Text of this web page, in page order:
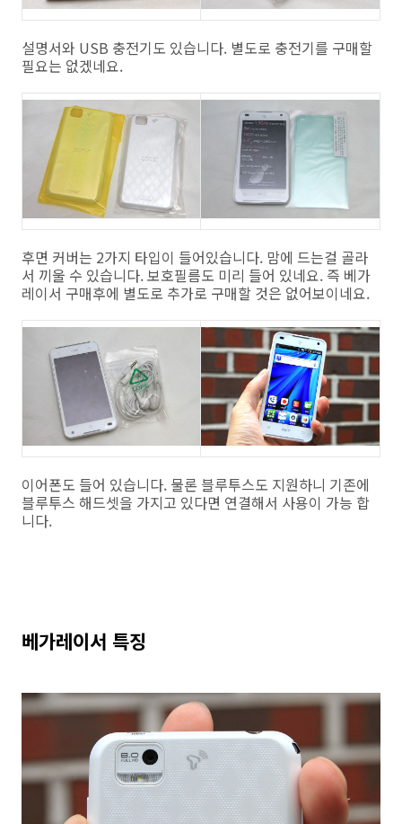
설명서와 USB 충전기도 있습니다. 별도로 충전기를 구매할
필요는 없겠네요.
후면 커버는 2가지 타입이 들어있습니다. 맘에 드는걸 골라
서 끼울 수 있습니다. 보호필름도 미리 들어 있네요. 즉 베가
레이서 구매후에 별도로 추가로 구매할 것은 없어보이네요.
이어폰도 들어 있습니다. 물론 블루투스도 지원하니 기존에
블루투스 해드셋을 가지고 있다면 연결해서 사용이 가능 합
니다.
베가레이서 특징